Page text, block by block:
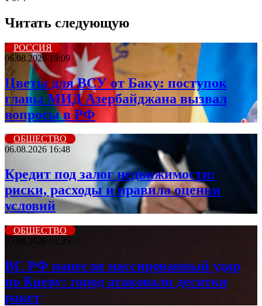
Читать следующую
РОССИЯ
06.08.2026 19:09
Цветы для ВСУ от Баку: поступок
главы МИД Азербайджана вызвал
вопросы в РФ
ОБЩЕСТВО
06.08.2026 16:48
Кредит под залог недвижимости:
риски, расходы и правила оценки
условий
ОБЩЕСТВО
05.08.2026 01:35
ВС РФ нанесли массированный удар
по Киеву: город атаковали десятки
ракет